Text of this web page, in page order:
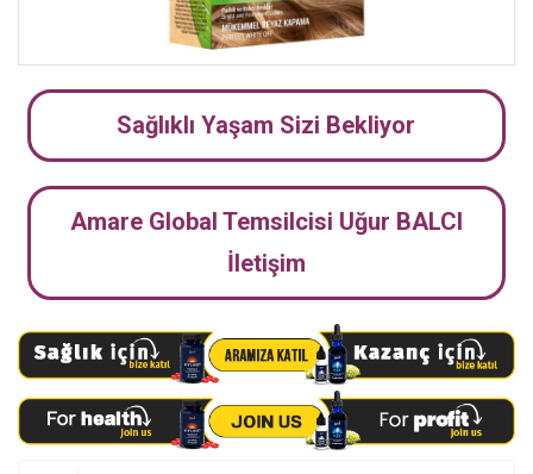
Sağlıklı Yaşam Sizi Bekliyor
Amare Global Temsilcisi Uğur BALCI
İletişim